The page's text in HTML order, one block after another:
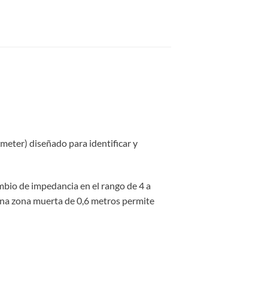
diseñado para identificar y
de impedancia en el rango de 4 a
zona muerta de 0,6 metros permite